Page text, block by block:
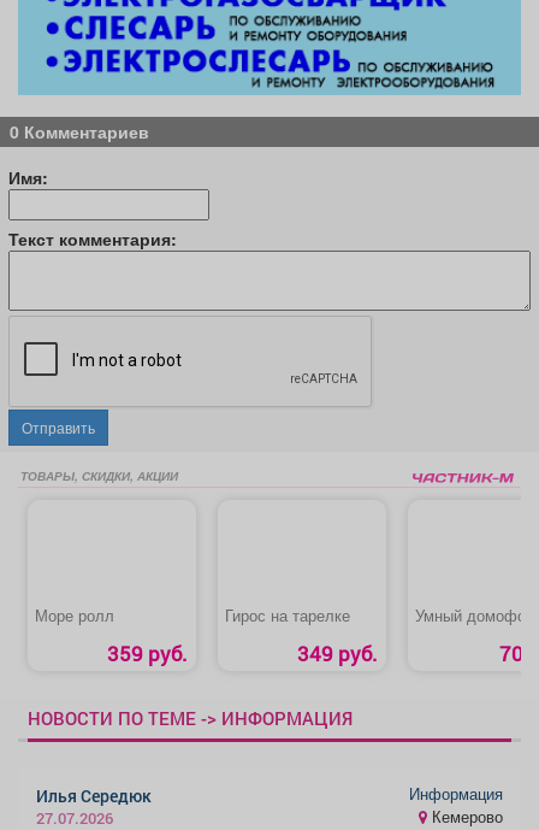
0 Комментариев
Имя:
Текст комментария:
Отправить
ТОВАРЫ, СКИДКИ, АКЦИИ
Море ролл
359 руб.
Гирос на тарелке
349 руб.
Умный домофон
70
НОВОСТИ ПО ТЕМЕ -> ИНФОРМАЦИЯ
Илья Середюк
27.07.2026
Информация
Кемерово